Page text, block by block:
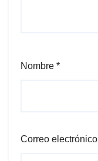
Nombre *
Correo electrónico